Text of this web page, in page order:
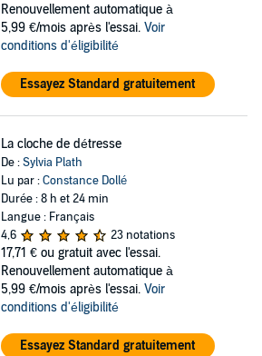
Renouvellement automatique à
5,99 €/mois après l'essai. Voir
conditions d'éligibilité
Essayez Standard gratuitement
La cloche de détresse
De :Sylvia Plath
Lu par :Constance Dollé
Durée : 8 h et 24 min
Langue : Français
4,6
23 notations
17,71 € ou gratuit avec l'essai.
Renouvellement automatique à
5,99 €/mois après l'essai. Voir
conditions d'éligibilité
Essayez Standard gratuitement